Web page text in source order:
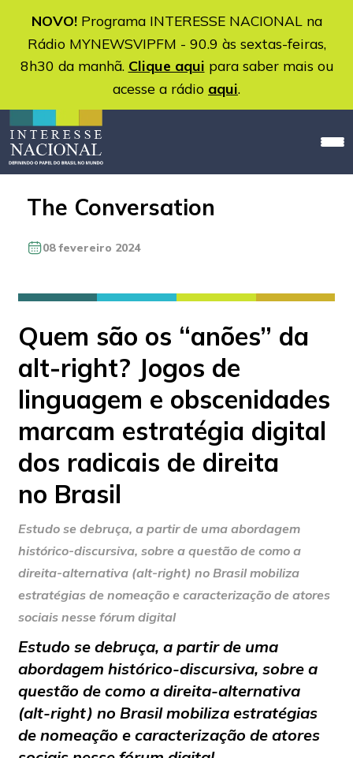
NOVO!Programa INTERESSE NACIONAL na
Rádio MYNEWSVIPFM - 90.9 às sextas-feiras,
8h30 da manhã. Clique aqui para saber mais ou
acesse a rádio aqui.
The Conversation
08 fevereiro 2024
Quem são os “anões” da
alt-right? Jogos de
linguagem e obscenidades
marcam estratégia digital
dos radicais de direita
no Brasil
Estudo se debruça, a partir de uma abordagem
histórico-discursiva, sobre a questão de como a
direita-alternativa (alt-right) no Brasil mobiliza
estratégias de nomeação e caracterização de atores
sociais nesse fórum digital
Estudo se debruça, a partir de uma
abordagem histórico-discursiva, sobre a
questão de como a direita-alternativa
(alt-right) no Brasil mobiliza estratégias
de nomeação e caracterização de atores